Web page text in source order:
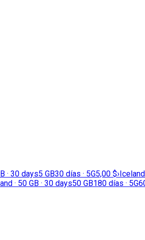
· 30 days5 GB30 días · 5G5,00 $›Iceland
· 50 GB · 30 days50 GB180 días · 5G